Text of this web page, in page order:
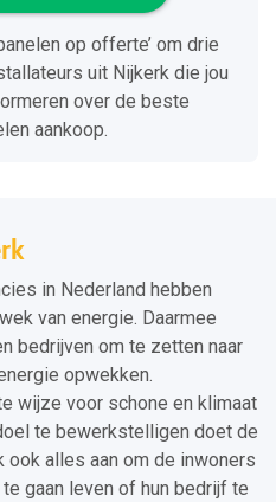
op offerte’ om drie
uit Nijkerk die jou
over de beste
aankoop.
in Nederland hebben
van energie. Daarmee
bedrijven om te zetten naar
opwekken.
wijze voor schone en klimaat
te bewerkstelligen doet de
alles aan om de inwoners
gaan leven of hun bedrijf te